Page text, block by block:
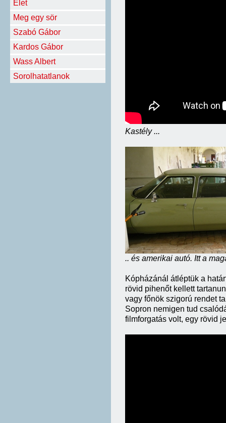
Élet
Meg egy sör
Szabó Gábor
Kardos Gábor
Wass Albert
Sorolhatatlanok
Kastély ...
.. és amerikai autó. Itt a
Kópházánál átléptük a
rövid pihenőt kellett
vagy főnök szigorú rendet
Sopron nemigen tud
filmforgatás volt, egy rövid